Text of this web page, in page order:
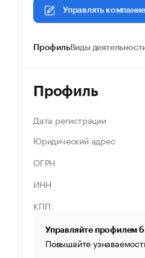
Управлять
ПрофильВиды
Профиль
Дата регистрации
Юридический адрес
ОГРН
ИНН
КПП
Управляйте профилем
Повышайте